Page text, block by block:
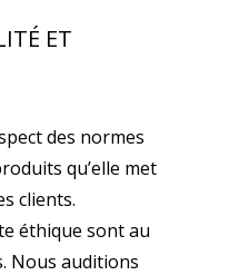
ET
des normes
qu’elle met
clients.
éthique sont au
Nous auditions